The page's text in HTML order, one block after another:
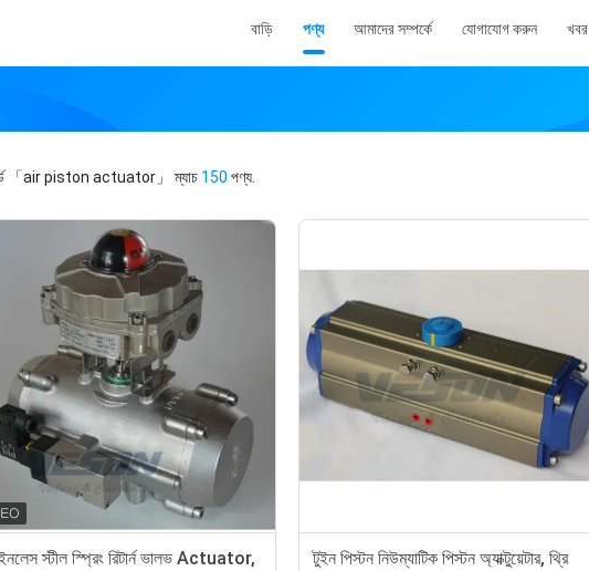
বাড়ি পণ্য আমাদের সম্পর্কে যোগাযোগ করুন খবর
「air piston actuator」 ম্যাচ 150 পণ্য.
স্টীল স্প্রিং রিটার্ন ভালভ Actuator,
টুইন পিস্টন নিউম্যাটিক পিস্টন অ্যাক্টুয়েটার, থ্রি